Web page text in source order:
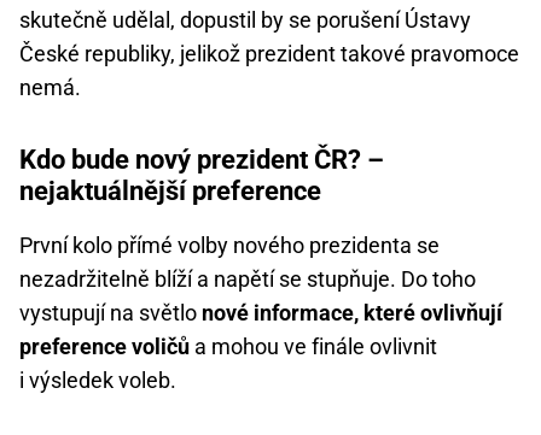
skutečně udělal, dopustil by se porušení Ústavy
České republiky, jelikož prezident takové pravomoce
nemá.
Kdo bude nový prezident ČR? –
nejaktuálnější preference
První kolo přímé volby nového prezidenta se
nezadržitelně blíží a napětí se stupňuje. Do toho
vystupují na světlo nové informace, které ovlivňují
preference voličů a mohou ve finále ovlivnit
i výsledek voleb.